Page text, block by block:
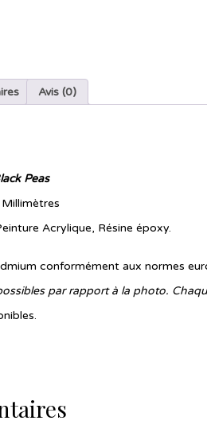
Avis (0)
Peas
Acrylique, Résine époxy.
conformément aux normes
par rapport à la photo.